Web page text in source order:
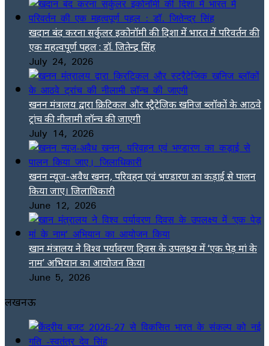
खदान बंद करना सर्कुलर इकोनॉमी की दिशा में भारत में परिवर्तन की
एक महत्वपूर्ण पहल : डॉ. जितेन्द्र सिंह
July 24, 2026
खनन मंत्रालय द्वारा क्रिटिकल और स्ट्रैटेजिक खनिज ब्लॉकों के आठवे
ट्रांच की नीलामी लॉन्च की जाएगी
July 14, 2026
खनन न्यूज-अवैध खनन, परिवहन एवं भण्डारण का कड़ाई से पालन
किया जाए। जिलाधिकारी
June 12, 2026
खान मंत्रालय ने विश्व पर्यावरण दिवस के उपलक्ष्य में ‘एक पेड़ मां के
नाम’ अभियान का आयोजन किया
June 5, 2026
लखनऊ